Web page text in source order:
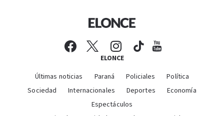
ELONCE
Últimas noticias Paraná Policiales
Política
Sociedad
Internacionales Deportes
Economía
Espectáculos